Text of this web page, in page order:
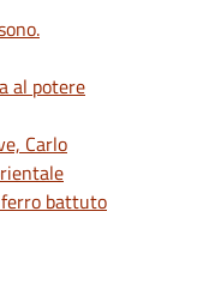
al potere
Carlo
battuto